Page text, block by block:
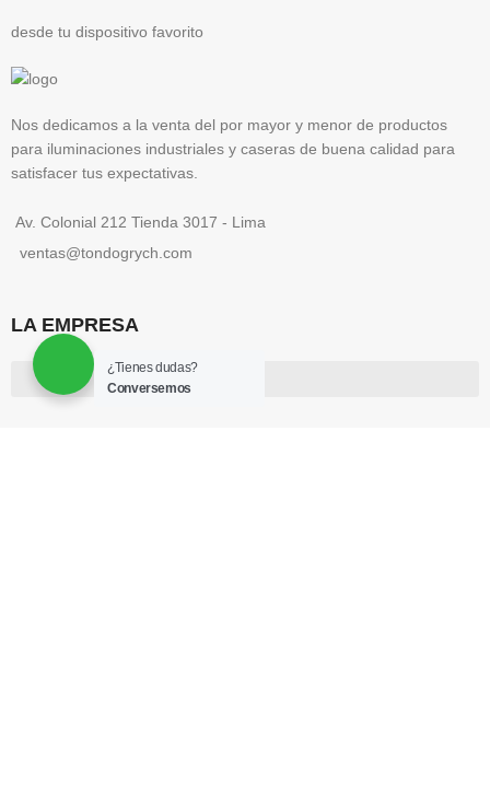
desde tu dispositivo favorito
Nos dedicamos a la venta del por mayor y menor de productos
para iluminaciones industriales y caseras de buena calidad para
satisfacer tus expectativas.
Av. Colonial 212 Tienda 3017 - Lima
ventas@tondogrych.com
LA EMPRESA
¿Tienes dudas?
Conversemos